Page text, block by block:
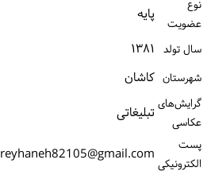
نوع
عضویت
پایه
سال تولد ۱۳۸۱
شهرستان كاشان
گرایش‌های
عکاسی
تبلیغاتی
پست
الكترونیكی reyhaneh82105@gmail.com